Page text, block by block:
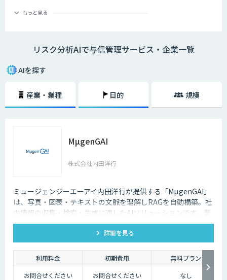
ディープラーニングなど新しいAI技術が登場する今、金融業界では規制や
にフィットした独自性のあるAIモデルで信用リスク管理を行う態勢が求め
リスク分析は、データに基づいて自動的に判断するだけでは実際に利用す
る新しいAI技術の研究が進んでいます。今後、与信審査など社会の重要な
もっと見る
リスク分析AIで与信管理サービス・企業一覧
AIを探す
産業・業種 目的 規模
MµgenGAI
株式会社内田洋行
ミュージェンジーエーアイ内田洋行が提供する「MµgenGAI」
は、写真・図表・テキストの文脈を理解しRAGを自動構築。社
内情報の収集・検索・生成に適したAIソリューションです。業
種を問わず業務効率とナレッジ活用を支援します。
詳細を見る
利用料金 初期費用
無料プラン
お問合せください
お問合せください なし